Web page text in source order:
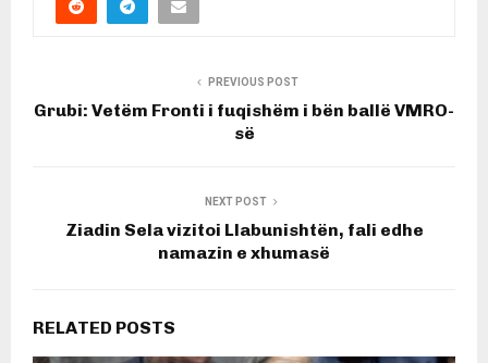
PREVIOUS POST
Grubi: Vetëm Fronti i fuqishëm i bën ballë VMRO-
së
NEXT POST
Ziadin Sela vizitoi Llabunishtën, fali edhe
namazin e xhumasë
RELATED POSTS